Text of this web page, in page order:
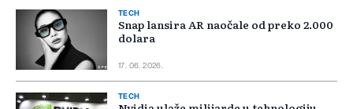
TECH
Snap lansira AR naočale od preko 2.000
dolara
17. 06. 2026.
TECH